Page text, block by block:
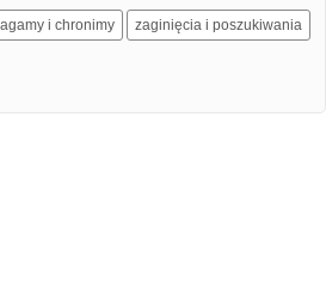
i chronimy zaginięcia i poszukiwania